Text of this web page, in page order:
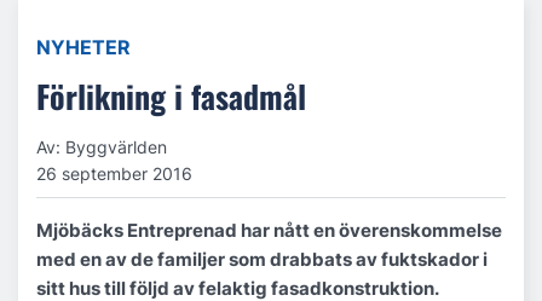
NYHETER
Förlikning i fasadmål
Av: Byggvärlden
26 september 2016
Mjöbäcks Entreprenad har nått en överenskommelse
med en av de familjer som drabbats av fuktskador i
sitt hus till följd av felaktig fasadkonstruktion.